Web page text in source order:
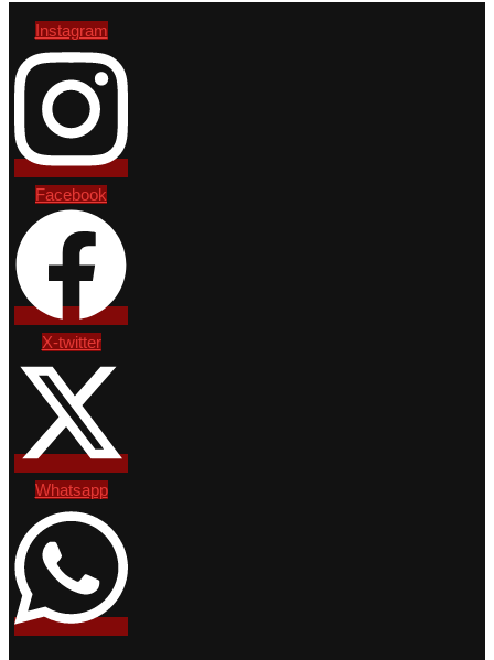
Instagram
Facebook
X-twitter
Whatsapp